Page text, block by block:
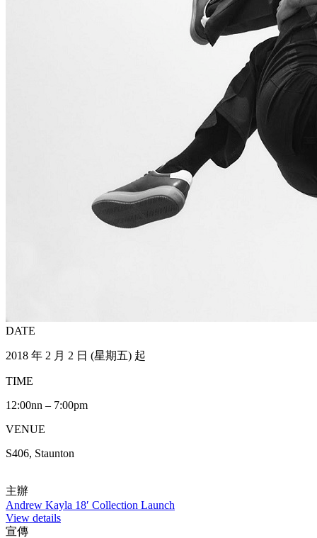
DATE
2018 年 2 月 2 日 (星期五) 起
TIME
12:00nn – 7:00pm
VENUE
S406, Staunton
主辦
Andrew Kayla 18′ Collection Launch
View details
宣傳